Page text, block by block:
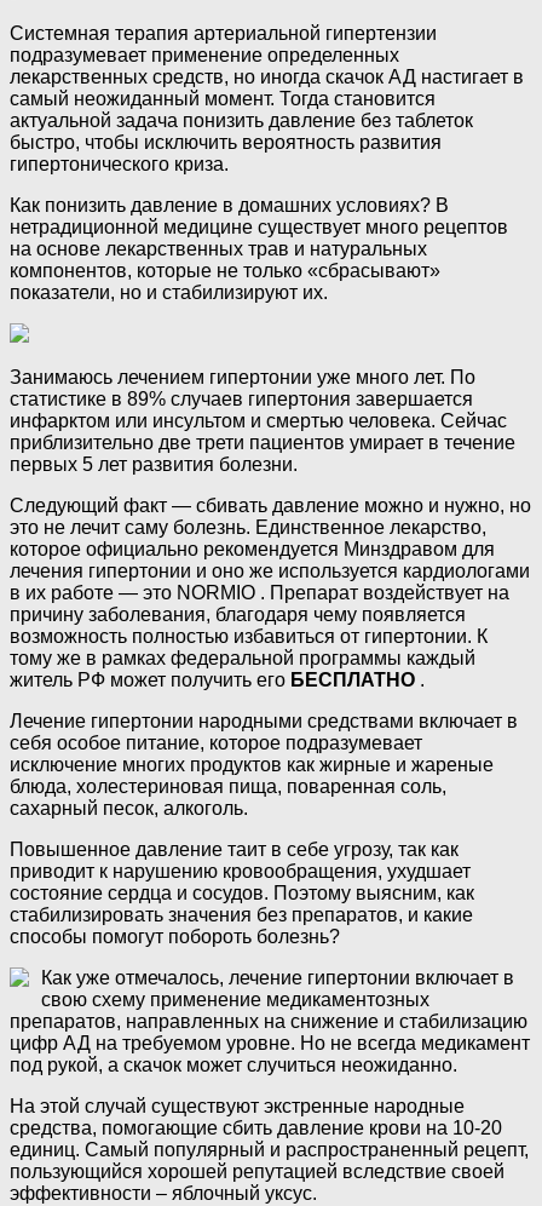
Системная терапия артериальной гипертензии
подразумевает применение определенных
лекарственных средств, но иногда скачок АД настигает в
самый неожиданный момент. Тогда становится
актуальной задача понизить давление без таблеток
быстро, чтобы исключить вероятность развития
гипертонического криза.
Как понизить давление в домашних условиях? В
нетрадиционной медицине существует много рецептов
на основе лекарственных трав и натуральных
компонентов, которые не только «сбрасывают»
показатели, но и стабилизируют их.
Занимаюсь лечением гипертонии уже много лет. По
статистике в 89% случаев гипертония завершается
инфарктом или инсультом и смертью человека. Сейчас
приблизительно две трети пациентов умирает в течение
первых 5 лет развития болезни.
Следующий факт — сбивать давление можно и нужно, но
это не лечит саму болезнь. Единственное лекарство,
которое официально рекомендуется Минздравом для
лечения гипертонии и оно же используется кардиологами
в их работе — это NORMIO . Препарат воздействует на
причину заболевания, благодаря чему появляется
возможность полностью избавиться от гипертонии. К
тому же в рамках федеральной программы каждый
житель РФ может получить его БЕСПЛАТНО .
Лечение гипертонии народными средствами включает в
себя особое питание, которое подразумевает
исключение многих продуктов как жирные и жареные
блюда, холестериновая пища, поваренная соль,
сахарный песок, алкоголь.
Повышенное давление таит в себе угрозу, так как
приводит к нарушению кровообращения, ухудшает
состояние сердца и сосудов. Поэтому выясним, как
стабилизировать значения без препаратов, и какие
способы помогут побороть болезнь?
Как уже отмечалось, лечение гипертонии включает в
свою схему применение медикаментозных
препаратов, направленных на снижение и стабилизацию
цифр АД на требуемом уровне. Но не всегда медикамент
под рукой, а скачок может случиться неожиданно.
На этой случай существуют экстренные народные
средства, помогающие сбить давление крови на 10-20
единиц. Самый популярный и распространенный рецепт,
пользующийся хорошей репутацией вследствие своей
эффективности – яблочный уксус.